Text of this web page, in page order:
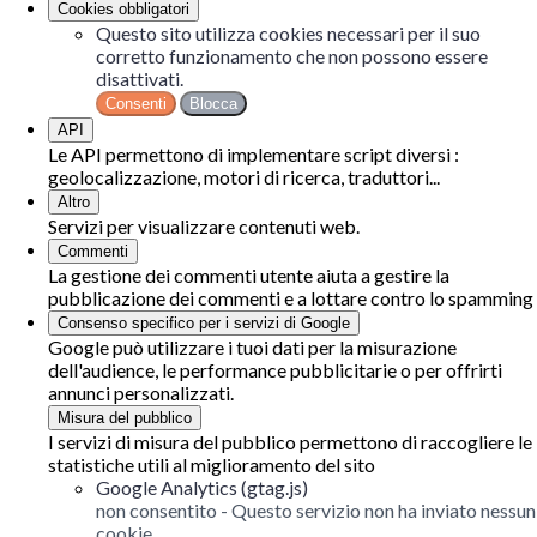
Cookies obbligatori
Questo sito utilizza cookies necessari per il suo
corretto funzionamento che non possono essere
disattivati.
Consenti
Blocca
API
Le API permettono di implementare script diversi :
geolocalizzazione, motori di ricerca, traduttori...
Altro
Servizi per visualizzare contenuti web.
Commenti
La gestione dei commenti utente aiuta a gestire la
pubblicazione dei commenti e a lottare contro lo spamming
Consenso specifico per i servizi di Google
Google può utilizzare i tuoi dati per la misurazione
dell'audience, le performance pubblicitarie o per offrirti
annunci personalizzati.
Misura del pubblico
I servizi di misura del pubblico permettono di raccogliere le
statistiche utili al miglioramento del sito
Google Analytics (gtag.js)
non consentito - Questo servizio non ha inviato nessun